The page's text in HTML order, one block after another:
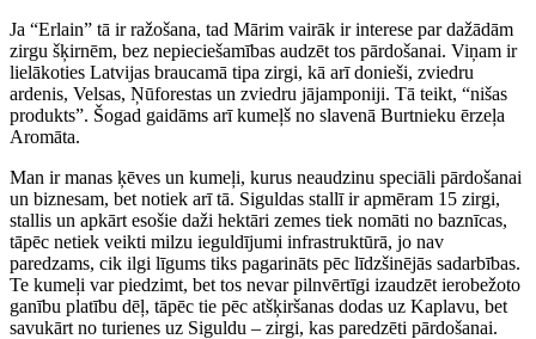
Ja “Erlain” tā ir ražošana, tad Mārim vairāk ir interese par dažādām
zirgu šķirnēm, bez nepieciešamības audzēt tos pārdošanai. Viņam ir
lielākoties Latvijas braucamā tipa zirgi, kā arī donieši, zviedru
ardenis, Velsas, Ņūforestas un zviedru jājamponiji. Tā teikt, “nišas
produkts”. Šogad gaidāms arī kumeļš no slavenā Burtnieku ērzeļa
Aromāta.
Man ir manas ķēves un kumeļi, kurus neaudzinu speciāli pārdošanai
un biznesam, bet notiek arī tā. Siguldas stallī ir apmēram 15 zirgi,
stallis un apkārt esošie daži hektāri zemes tiek nomāti no baznīcas,
tāpēc netiek veikti milzu ieguldījumi infrastruktūrā, jo nav
paredzams, cik ilgi līgums tiks pagarināts pēc līdzšinējās sadarbības.
Te kumeļi var piedzimt, bet tos nevar pilnvērtīgi izaudzēt ierobežoto
ganību platību dēļ, tāpēc tie pēc atšķiršanas dodas uz Kaplavu, bet
savukārt no turienes uz Siguldu – zirgi, kas paredzēti pārdošanai.